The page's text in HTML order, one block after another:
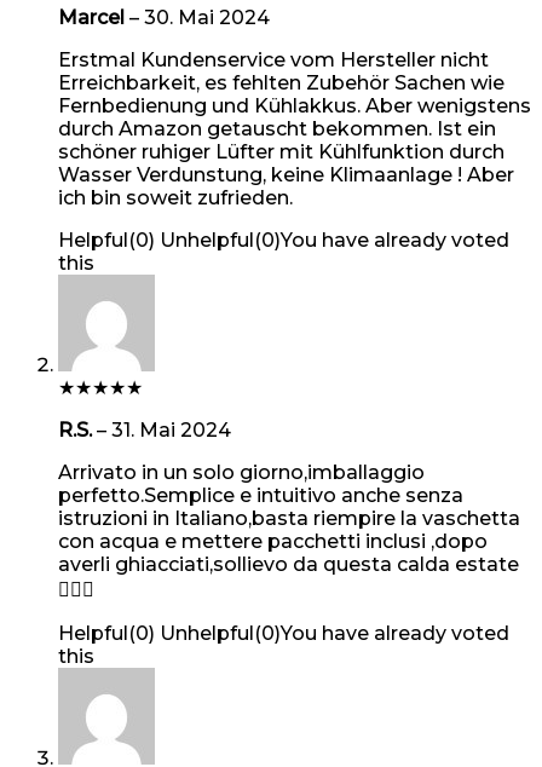
Marcel – 30. Mai 2024
Erstmal Kundenservice vom Hersteller nicht
Erreichbarkeit, es fehlten Zubehör Sachen wie
Fernbedienung und Kühlakkus. Aber wenigstens
durch Amazon getauscht bekommen. Ist ein
schöner ruhiger Lüfter mit Kühlfunktion durch
Wasser Verdunstung, keine Klimaanlage ! Aber
ich bin soweit zufrieden.
Helpful(0) Unhelpful(0)You have already voted
this
★★★★★
R.S.– 31. Mai 2024
Arrivato in un solo giorno,imballaggio
perfetto.Semplice e intuitivo anche senza
istruzioni in Italiano,basta riempire la vaschetta
con acqua e mettere pacchetti inclusi ,dopo
averli ghiacciati,sollievo da questa calda estate
👍🏻😊
Helpful(0) Unhelpful(0)You have already voted
this